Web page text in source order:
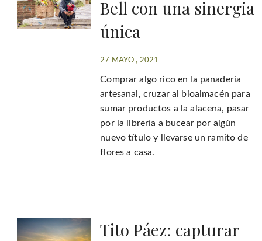
Bell con una sinergia
única
27 MAYO , 2021
Comprar algo rico en la panadería
artesanal, cruzar al bioalmacén para
sumar productos a la alacena, pasar
por la librería a bucear por algún
nuevo título y llevarse un ramito de
flores a casa.
Tito Páez: capturar